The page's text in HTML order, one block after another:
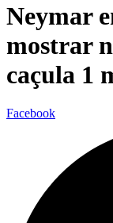
Neymar
mostrar
caçula 1
Facebook